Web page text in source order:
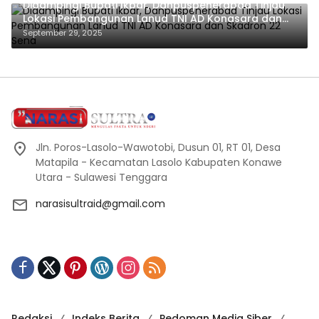
Didampingi Bupati Ikbar, Danpuspenerabad Tinjau
Lokasi Pembangunan Lanud TNI AD Konasara dan
Skadron 22 Sena
September 29, 2025
Jln. Poros-Lasolo-Wawotobi, Dusun 01, RT 01, Desa
Matapila - Kecamatan Lasolo Kabupaten Konawe
Utara - Sulawesi Tenggara
narasisultraid@gmail.com